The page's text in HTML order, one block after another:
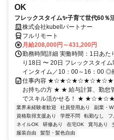
OK
フレックスタイム✨子育て世代60％
株式会社kubellパートナー
フルリモート
月給208,000円～431,200円
勤務時間詳細 実働時間：1日あた
り18日 〜 20日 フレックスタイ
インタイム／10：00～16：00 ◎
仕事内容
お持ちの方 ★ ★ 給与計算、勤怠
でスキル活かせる！ ★
業界未経験者歓迎 社員登用あり 副業・
資格取得支援あり
学歴不問 転勤なし フ
ネイルOK
研修あり 在宅OK 賞与あり
服装自由
髪型・髪色自由